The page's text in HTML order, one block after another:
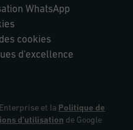
WhatsApp
cookies
d'excellence
et la Politique de
d’utilisation de Google